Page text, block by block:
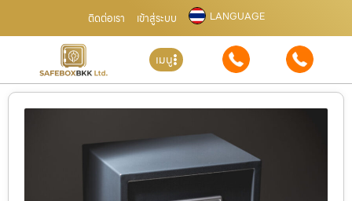
ติดต่อเรา เข้าสู่ระบบ LANGUAGE
เมนู